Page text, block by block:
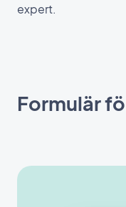
expert.
Formulär